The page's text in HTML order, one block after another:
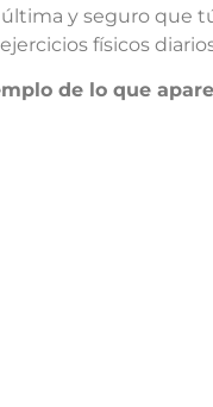
y seguro que
físicos
de lo que